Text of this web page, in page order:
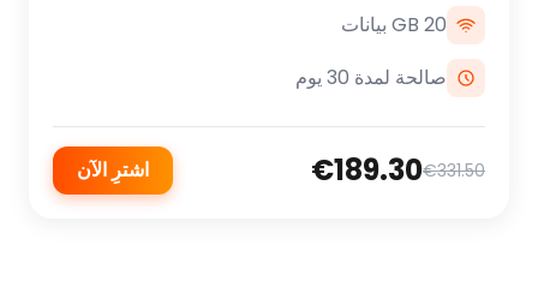
20 GB بيانات
صالحة لمدة 30 يوم
€331.50
€189.30 اشترِ الآن